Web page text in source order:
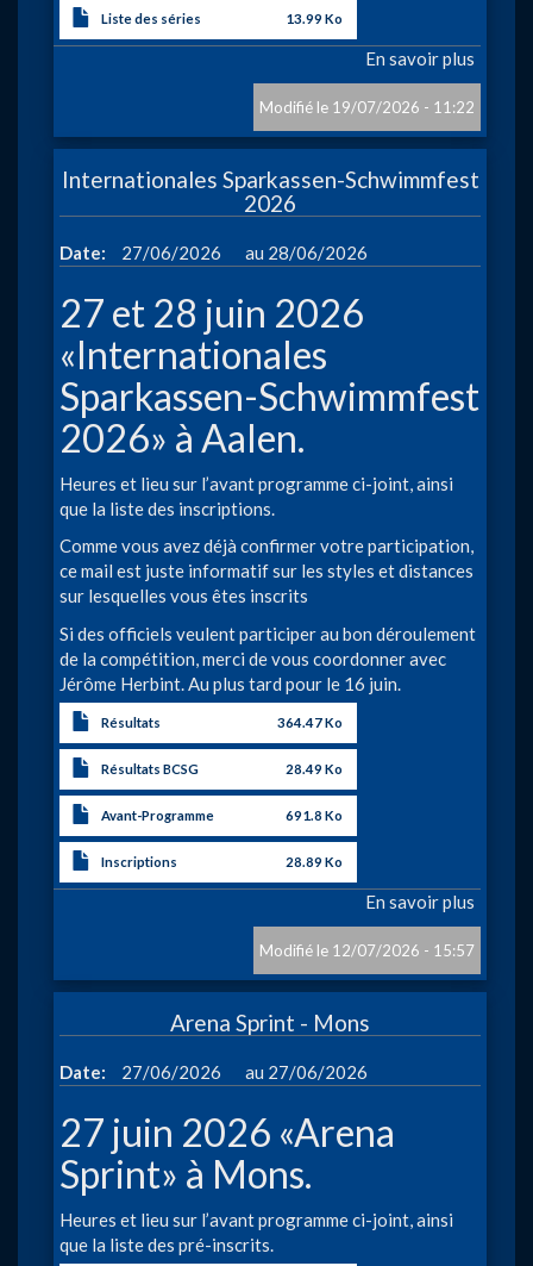
Liste des séries 13.99 Ko
En savoir plus
BCSG
2026
19/07/2026 - 11:22
Internationales Sparkassen-Schwimmfest
2026
Date 27/06/2026 à
28/06/2026
27 et 28 juin 2026
«Internationales
Sparkassen-Schwimmfest
2026» à Aalen.
Heures et lieu sur l’avant programme ci-joint, ainsi
que la liste des inscriptions.
Comme vous avez déjà confirmer votre participation,
ce mail est juste informatif sur les styles et distances
sur lesquelles vous êtes inscrits
Si des officiels veulent participer au bon déroulement
de la compétition, merci de vous coordonner avec
Jérôme Herbint. Au plus tard pour le 16 juin.
Résultats 364.47 Ko
Résultats BCSG 28.49 Ko
Avant-Programme 691.8 Ko
Inscriptions 28.89 Ko
En savoir plus
12/07/2026 - 15:57
Arena Sprint - Mons
Date 27/06/2026 à
27/06/2026
27 juin 2026 «Arena
Sprint» à Mons.
Heures et lieu sur l’avant programme ci-joint, ainsi
que la liste des pré-inscrits.